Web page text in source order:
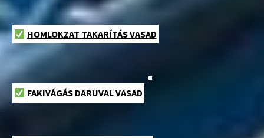
HOMLOKZAT TAKARÍTÁS VASAD
FAKIVÁGÁS DARUVAL VASAD